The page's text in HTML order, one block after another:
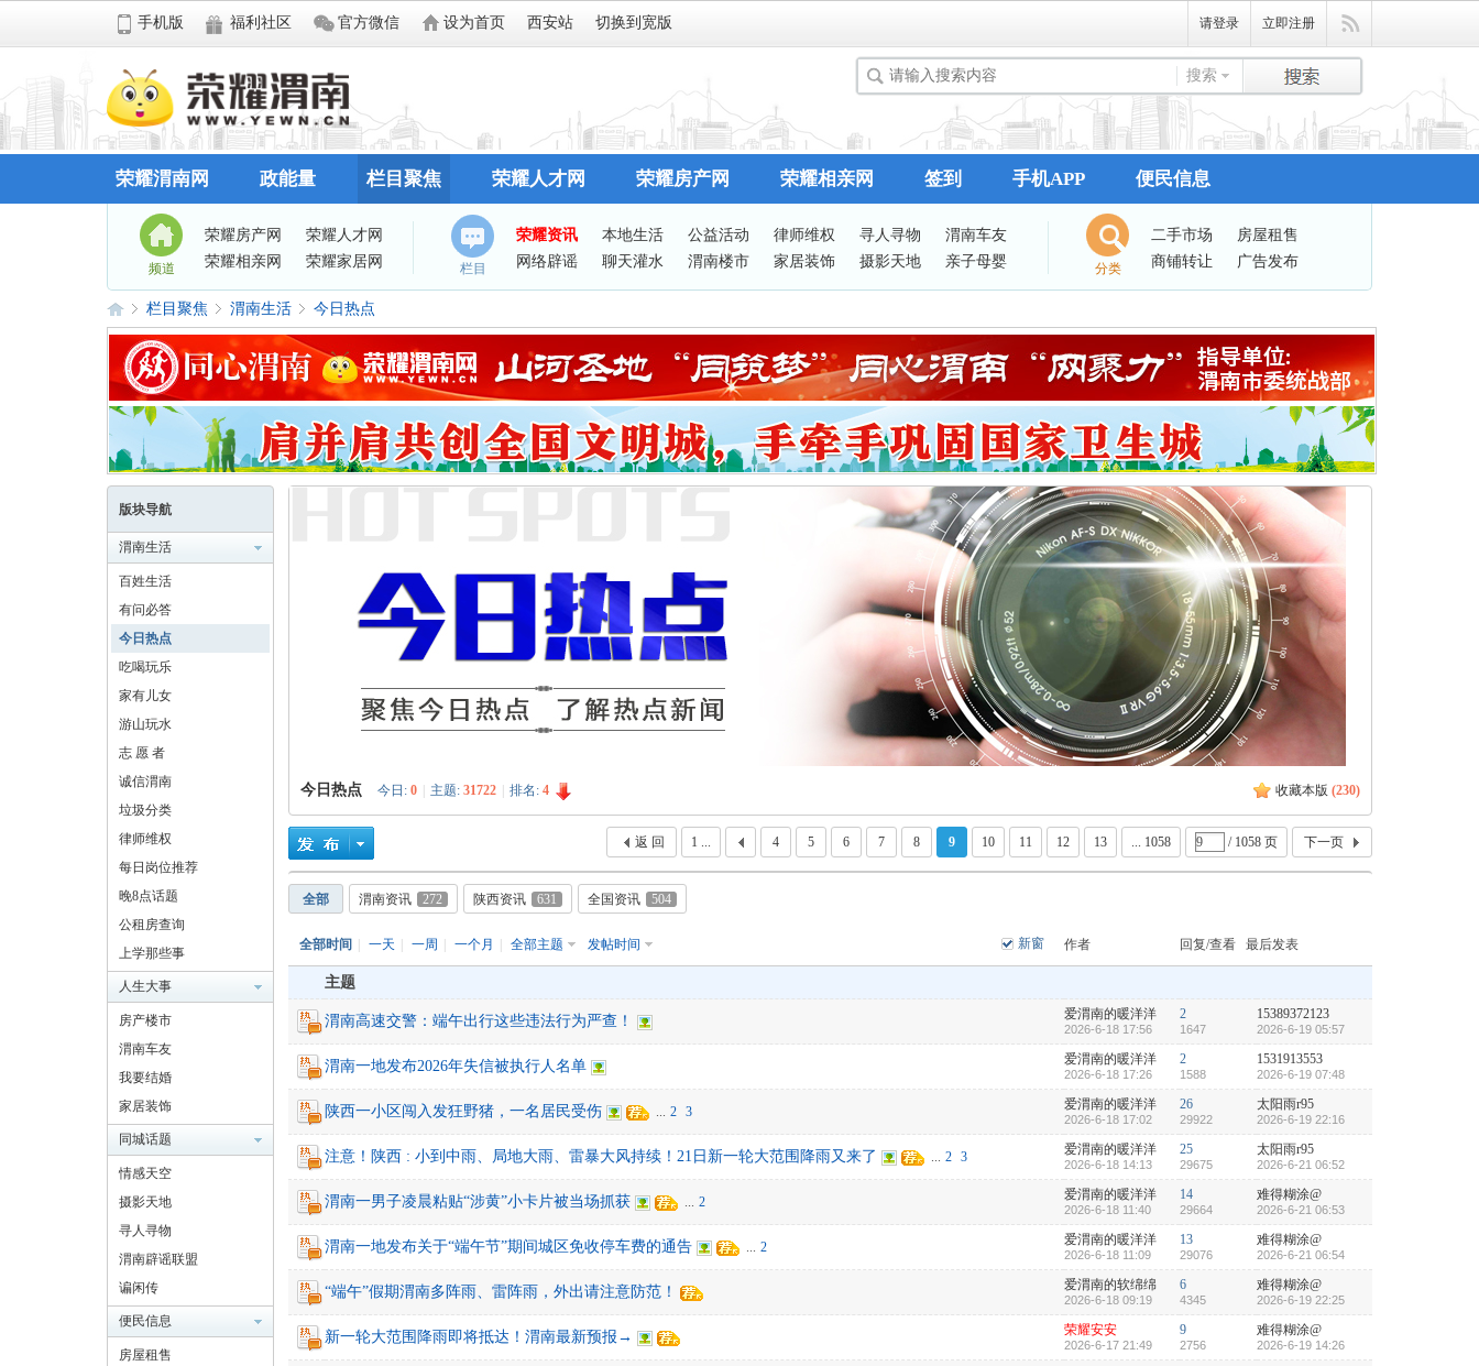
手机版 福利社区 官方微信 设为首页 西安站 切换到宽版 请登录 立即注册
搜索
荣耀渭南网 政能量 栏目聚焦 荣耀人才网 荣耀房产网 荣耀相亲网 签到 手机APP 便民信息
频道
荣耀房产网
荣耀人才网
荣耀相亲网
荣耀家居网 栏目
荣耀资讯 本地生活 公益活动 律师维权 寻人寻物
渭南车友
网络辟谣
聊天灌水 渭南楼市 家居装饰 摄影天地
亲子母婴
谈婚论嫁
志愿服务 有问必答 站务处理
分类
二手市场
房屋租售
商铺转让
广告发布
荣
耀
渭
网
»
栏目聚焦
›
渭南生活
›
今日热点
版块导航
渭南生活
百姓生活
有问必答
今日热点
吃喝玩乐
家有儿女
游山玩水
志 愿 者
诚信渭南
垃圾分类
律师维权
每日岗位推荐
晚8点话题
公租房查询
上学那些事
人生大事
房产楼市
渭南车友
我要结婚
家居装饰
同城话题
情感天空
摄影天地
寻人寻物
渭南辟谣联盟
谝闲传
便民信息
房屋租售
收藏本版 (230)
今日热点 今日: 0 主题: 31722 排名: 4
1 ... 4 5 6 7 8 9 10 11 12 13 ... 1058 / 1058 页 下一页
返 回
全部 渭南资讯 272 陕西资讯 631 全国资讯 504
新窗
全部时间 一天 一周 一个月 全部主题 发帖时间 作者 回复/查看 最后发表
主题
渭南高速交警：端午出行这些违法行为严查！ 爱渭南的暖洋洋
2026-6-18 17:56
2
1647
15389372123
2026-6-19 05:57
渭南一地发布2026年失信被执行人名单 爱渭南的暖洋洋
2026-6-18 17:26
2
1588
1531913553
2026-6-19 07:48
陕西一小区闯入发狂野猪，一名居民受伤 ... 2 3 爱渭南的暖洋洋
2026-6-18 17:02
26
29922
太阳雨r95
2026-6-19 22:16
注意！陕西 : 小到中雨、局地大雨、雷暴大风持续！21日新一轮大范围降雨又来了 ... 2 3 爱渭南的暖洋洋
2026-6-18 14:13
25
29675
太阳雨r95
2026-6-21 06:52
渭南一男子凌晨粘贴“涉黄”小卡片被当场抓获 ... 2 爱渭南的暖洋洋
2026-6-18 11:40
14
29664
难得糊涂@
2026-6-21 06:53
渭南一地发布关于“端午节”期间城区免收停车费的通告 ... 2 爱渭南的暖洋洋
2026-6-18 11:09
13
29076
难得糊涂@
2026-6-21 06:54
“端午”假期渭南多阵雨、雷阵雨，外出请注意防范！ 爱渭南的软绵绵
2026-6-18 09:19
6
4345
难得糊涂@
2026-6-19 22:25
新一轮大范围降雨即将抵达！渭南最新预报→ 荣耀安安
2026-6-17 21:49
9
2756
难得糊涂@
2026-6-19 14:26